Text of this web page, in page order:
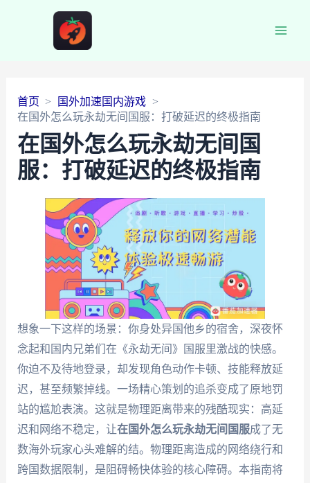
首页
国外加速国内游戏
在国外怎么玩永劫无间国服：打破延迟的终极指南
在国外怎么玩永劫无间国
服：打破延迟的终极指南
想象一下这样的场景：你身处异国他乡的宿舍，深夜怀
念起和国内兄弟们在《永劫无间》国服里激战的快感。
你迫不及待地登录，却发现角色动作卡顿、技能释放延
迟，甚至频繁掉线。一场精心策划的追杀变成了原地罚
站的尴尬表演。这就是物理距离带来的残酷现实：高延
迟和网络不稳定，让在国外怎么玩永劫无间国服成了无
数海外玩家心头难解的结。物理距离造成的网络绕行和
跨国数据限制，是阻碍畅快体验的核心障碍。本指南将